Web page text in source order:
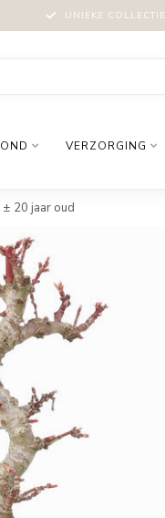
UNIEKE COLLECTIE
VERZORGING
20 jaar oud